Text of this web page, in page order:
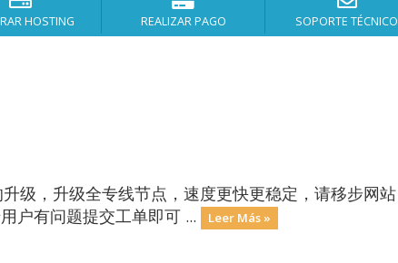
HOSTING REALIZAR PAGO SOPORTE TÉCNICO
级，升级全专线节点，速度更快更稳定，请移步网站
户有问题提交工单即可 ...
Leer Más »